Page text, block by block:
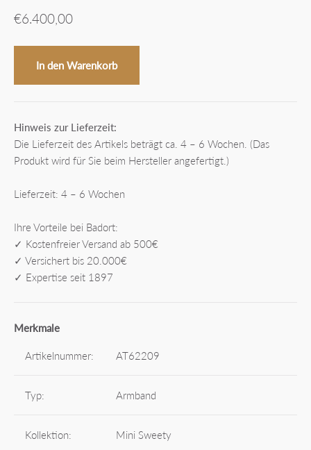
Angebot
€6.400,00
In den Warenkorb
Hinweis zur Lieferzeit:
Die Lieferzeit des Artikels beträgt ca. 4 – 6 Wochen. (Das
Produkt wird für Sie beim Hersteller angefertigt.)
Lieferzeit: 4 – 6 Wochen
Ihre Vorteile bei Badort:
✓ Kostenfreier Versand ab 500€
✓ Versichert bis 20.000€
✓ Expertise seit 1897
Merkmale
Artikelnummer: AT62209
Typ: Armband
Kollektion: Mini Sweety